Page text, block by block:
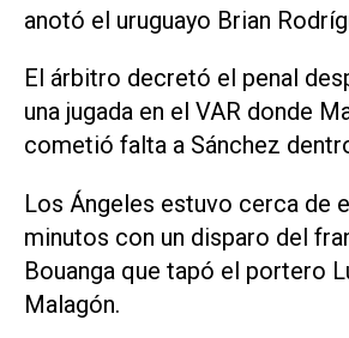
anotó el uruguayo Brian
El árbitro decretó el penal
una jugada en el VAR donde
cometió falta a Sánchez
Los Ángeles estuvo cerca de
minutos con un disparo del
Bouanga que tapó el portero
Malagón.